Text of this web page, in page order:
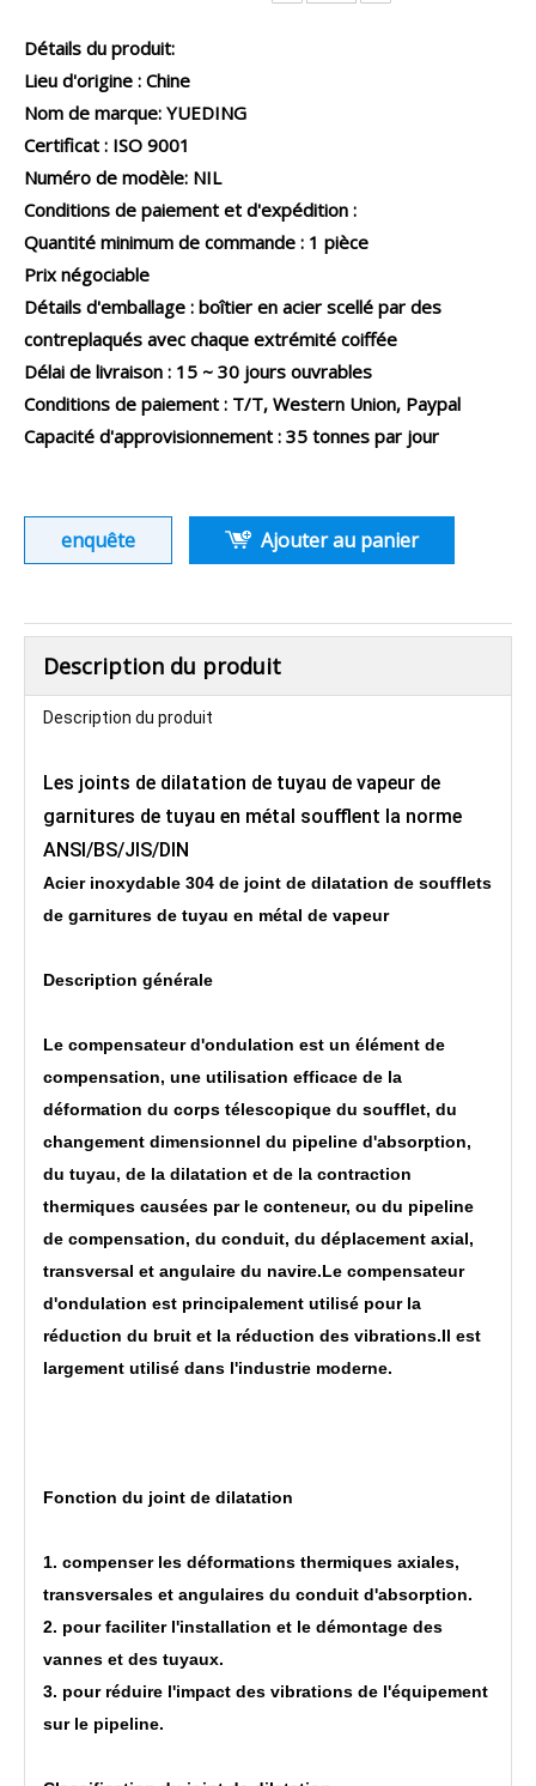
Détails du produit:
Lieu d'origine : Chine
Nom de marque: YUEDING
Certificat : ISO 9001
Numéro de modèle: NIL
Conditions de paiement et d'expédition :
Quantité minimum de commande : 1 pièce
Prix ​​négociable
Détails d'emballage : boîtier en acier scellé par des
contreplaqués avec chaque extrémité coiffée
Délai de livraison : 15 ~ 30 jours ouvrables
Conditions de paiement : T/T, Western Union, Paypal
Capacité d'approvisionnement : 35 tonnes par jour
enquête Ajouter au panier
Description du produit
Description du produit
Les joints de dilatation de tuyau de vapeur de
garnitures de tuyau en métal soufflent la norme
ANSI/BS/JIS/DIN
Acier inoxydable 304 de joint de dilatation de soufflets
de garnitures de tuyau en métal de vapeur
Description générale
Le compensateur d'ondulation est un élément de
compensation, une utilisation efficace de la
déformation du corps télescopique du soufflet, du
changement dimensionnel du pipeline d'absorption,
du tuyau, de la dilatation et de la contraction
thermiques causées par le conteneur, ou du pipeline
de compensation, du conduit, du déplacement axial,
transversal et angulaire du navire.Le compensateur
d'ondulation est principalement utilisé pour la
réduction du bruit et la réduction des vibrations.Il est
largement utilisé dans l'industrie moderne.
Fonction du joint de dilatation
1. compenser les déformations thermiques axiales,
transversales et angulaires du conduit d'absorption.
2. pour faciliter l'installation et le démontage des
vannes et des tuyaux.
3. pour réduire l'impact des vibrations de l'équipement
sur le pipeline.